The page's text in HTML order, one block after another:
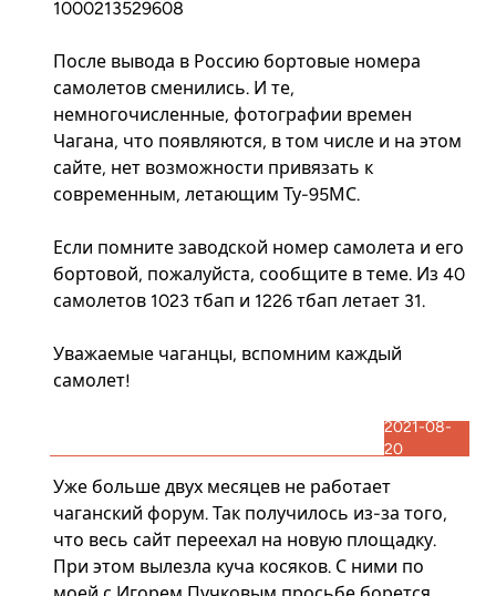
1000213529608
После вывода в Россию бортовые номера
самолетов сменились. И те,
немногочисленные, фотографии времен
Чагана, что появляются, в том числе и на этом
сайте, нет возможности привязать к
современным, летающим Ту-95МС.
Если помните заводской номер самолета и его
бортовой, пожалуйста, сообщите в теме. Из 40
самолетов 1023 тбап и 1226 тбап летает 31.
Уважаемые чаганцы, вспомним каждый
самолет!
2021-08-
20
Уже больше двух месяцев не работает
чаганский форум. Так получилось из-за того,
что весь сайт переехал на новую площадку.
При этом вылезла куча косяков. С ними по